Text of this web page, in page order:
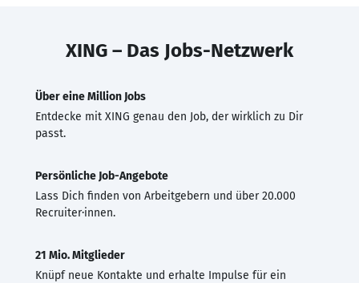
XING – Das Jobs-Netzwerk
Über eine Million Jobs
Entdecke mit XING genau den Job, der wirklich zu Dir
passt.
Persönliche Job-Angebote
Lass Dich finden von Arbeitgebern und über 20.000
Recruiter·innen.
21 Mio. Mitglieder
Knüpf neue Kontakte und erhalte Impulse für ein